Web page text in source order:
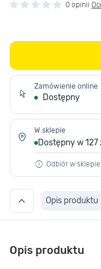
0 opinii
Zamówienie online
Dostępny
W sklepie
Dostępny w
Odbiór w
Opis produktu
Opis produktu